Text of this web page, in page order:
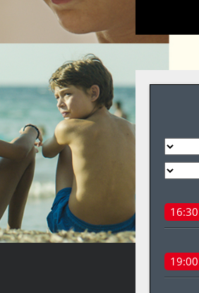
16:30
19:00